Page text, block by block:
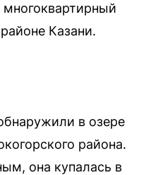
многоквартирный
Казани.
в озере
района.
она купалась в